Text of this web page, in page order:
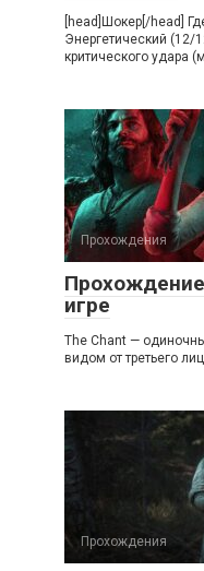
[head]Шокер[/head]
Энергетический
критического удара
Прохождения
игре
The Chant —
видом от третьего
Прохождения